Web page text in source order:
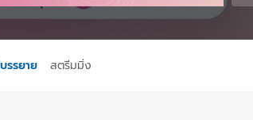
ผู้บรรยาย สตรีมมิ่ง